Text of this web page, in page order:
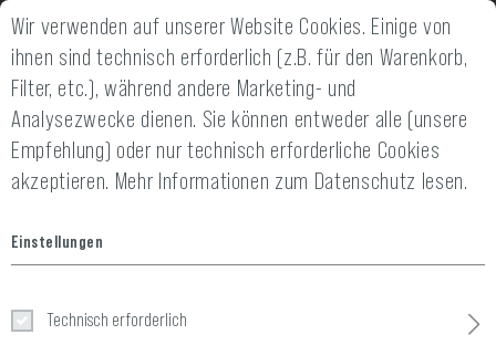
14 TAGE GELD-ZURÜCK-GARANTIE
Shirts
Wir verwenden auf unserer Website Cookies. Einige von
ihnen sind technisch erforderlich (z.B. für den Warenkorb,
Filter, etc.), während andere Marketing- und
Analysezwecke dienen. Sie können entweder alle (unsere
Empfehlung) oder nur technisch erforderliche Cookies
akzeptieren. Mehr Informationen zum Datenschutz lesen.
Einstellungen
Technisch erforderlich